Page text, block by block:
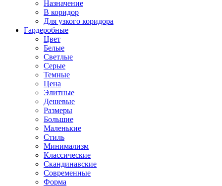
Назначение
В коридор
Для узкого коридора
Гардеробные
Цвет
Белые
Светлые
Серые
Темные
Цена
Элитные
Дешевые
Размеры
Большие
Маленькие
Стиль
Минимализм
Классические
Скандинавские
Современные
Форма